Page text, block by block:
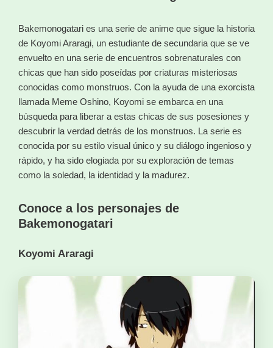
Bakemonogatari es una serie de anime que sigue la historia
de Koyomi Araragi, un estudiante de secundaria que se ve
envuelto en una serie de encuentros sobrenaturales con
chicas que han sido poseídas por criaturas misteriosas
conocidas como monstruos. Con la ayuda de una exorcista
llamada Meme Oshino, Koyomi se embarca en una
búsqueda para liberar a estas chicas de sus posesiones y
descubrir la verdad detrás de los monstruos. La serie es
conocida por su estilo visual único y su diálogo ingenioso y
rápido, y ha sido elogiada por su exploración de temas
como la soledad, la identidad y la madurez.
Conoce a los personajes de
Bakemonogatari
Koyomi Araragi